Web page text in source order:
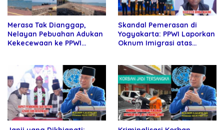
Merasa Tak Dianggap,
Nelayan Pebuahan Adukan
Kekecewaan ke PPWI
Skandal Pemerasan di
Yogyakarta: PPWI Laporkan
Oknum Imigrasi atas
Asing